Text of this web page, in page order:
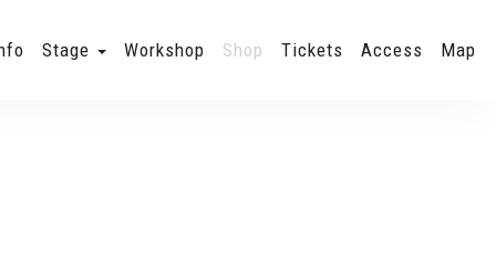
Stage Workshop Shop Tickets Access Map